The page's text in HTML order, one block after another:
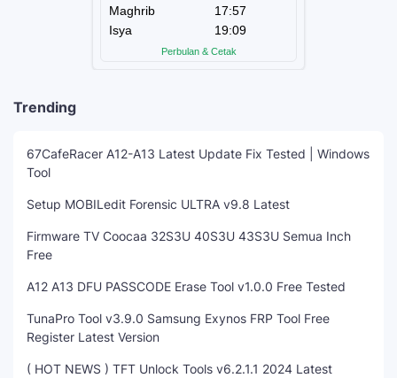
Trending
67CafeRacer A12-A13 Latest Update Fix Tested | Windows
Tool
Setup MOBILedit Forensic ULTRA v9.8 Latest
Firmware TV Coocaa 32S3U 40S3U 43S3U Semua Inch
Free
A12 A13 DFU PASSCODE Erase Tool v1.0.0 Free Tested
TunaPro Tool v3.9.0 Samsung Exynos FRP Tool Free
Register Latest Version
( HOT NEWS ) TFT Unlock Tools v6.2.1.1 2024 Latest